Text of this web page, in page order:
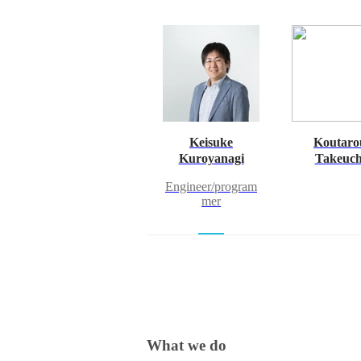
Keisuke
Kuroyanagi
Engineer/program
mer
What we do